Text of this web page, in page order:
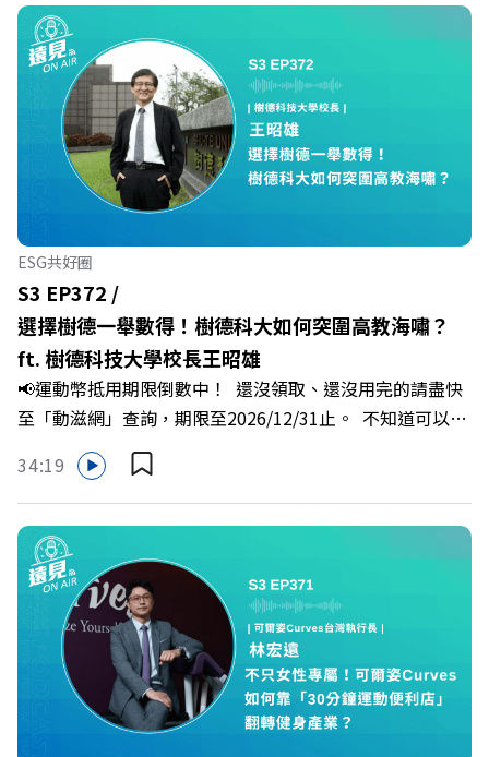
Firstory Podcast 廣告 —— 你常在職場中感到焦慮、害怕
犯錯，甚至覺得自己正遭受不友善的對待或霸凌嗎？當工作
中的人際摩擦、怕輸怕失敗的緊繃感成為日常，我們不能只
是委屈討好或一味逃避，更需要學會看透人際互動底層的
「職場冰山」。 本集《遠見 ON AIR》邀請到薩提爾模式溝
通引導師、天下文化新書《透視職場冰山》作者李崇義與謝
佳芸老師，帶你透過「冰山理論」拆解職場上的對立與衝
突，學會用「好奇」代替「批判」。即使在變動快速的AI時
代，也能幫自己打造不被成敗輕易定義的強韌自我。 🔺 職
場衝突與霸凌從何而來？🔺 如何用「冰山對話」看穿主管
焦慮，將對立化為合作？🔺 怎麼做到「好奇少一點、批判
少一點」？🔺 面對AI時代的職涯焦慮，如何把自我價值打
分權拿回手裡？ +++++📓《透視職場冰山》新書介紹
>>>https://bookzone.cwgv.com.tw/book/BWL108🎂歡
慶遠見40歲生日！手速搶下破天荒的獨家優惠
>>>https://gvmkt.pse.is/9e5pbz✨關注《遠見》更多的社
群：LINE：https://reurl.cc/A4ELQpIG：
Powered by Firstory Hosting
ESG共好圈
S3 EP372 /
選擇樹德一舉數得！樹德科大如何突圍高教海嘯？
ft. 樹德科技大學校長王昭雄
📢運動幣抵用期限倒數中！ 還沒領取、還沒用完的請盡快
至「動滋網」查詢，期限至2026/12/31止。 不知道可以在
哪裡使用嗎？ 上「動滋網」【合作店家】專區，全台五千
多家合作業者任你選，馬上來找適用地點！ ➡️
https://fstry.pse.is/9epct2 —— 以上為 FMTaiwan 與
Firstory Podcast 廣告 —— 在少子化浪潮、私校面臨退場
海嘯的嚴峻考驗下，南台灣的技職學校該如何轉型突圍？
本集《遠見ON AIR》邀請到樹德科技大學校長王昭雄，帶
你解析樹德科大如何打造出兼顧學校永續發展與地方創生的
技職教育新典範！ 🔺如何從「傳統私校」轉型為「產學無
縫接軌者」？ 🔺AI如何深度賦能設計與人文學科學群？ 🔺
首創「菲律賓半導體專班」！驚豔科技界的國際精準育才
🔺一舉拿下4大USR專案！深耕地方的溫暖社會責任平台 主
34:19